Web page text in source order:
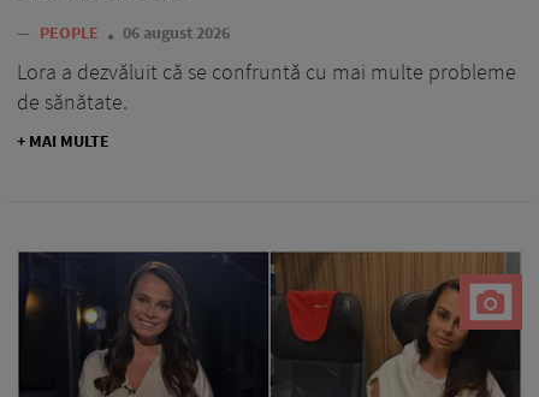
— PEOPLE 06 august 2026
Lora a dezvăluit că se confruntă cu mai multe probleme
de sănătate.
+ MAI MULTE